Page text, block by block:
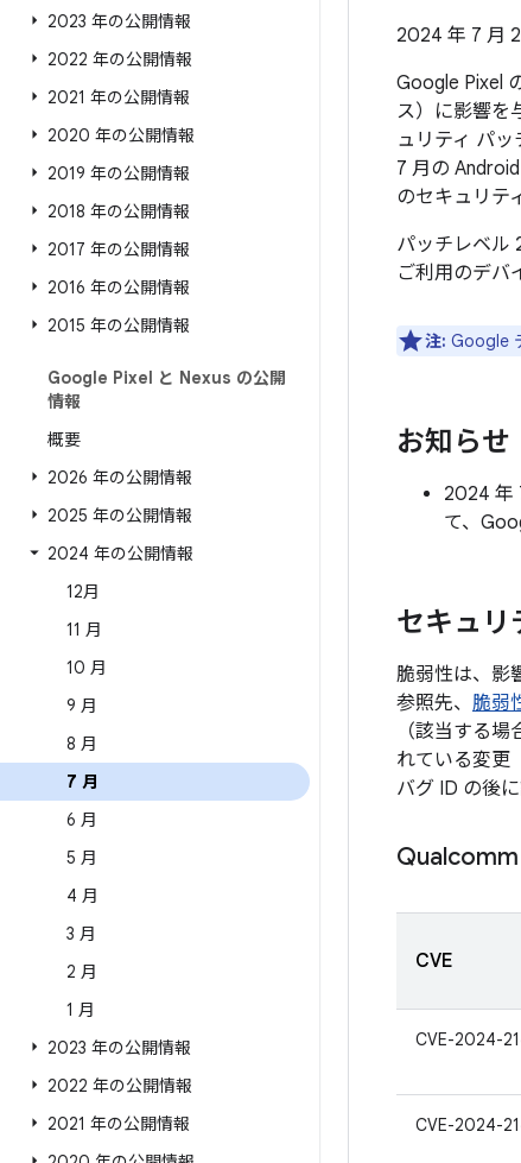
2023 年の公開情報
2022 年の公開情報
2021 年の公開情報
2020 年の公開情報
2019 年の公開情報
2018 年の公開情報
2017 年の公開情報
2016 年の公開情報
2015 年の公開情報
Google Pixel と Nexus の公開
情報
概要
2026 年の公開情報
2025 年の公開情報
2024 年の公開情報
12月
11 月
10 月
9 月
8 月
7 月
6 月
5 月
4 月
3 月
2 月
1 月
2023 年の公開情報
2022 年の公開情報
2021 年の公開情報
2024 年 7 月
Google Pixel
ス）に影響を
ュリティ パ
7 月の
のセキュリテ
パッチレベル
ご利用のデバ
注: Google
お知らせ
2024 年
て、
セキュリ
脆弱性は、影
参照先、 脆弱
（該当する
れている変更
バグ ID の後
Qualcomm
CVE
CVE-2024-
CVE-2024-